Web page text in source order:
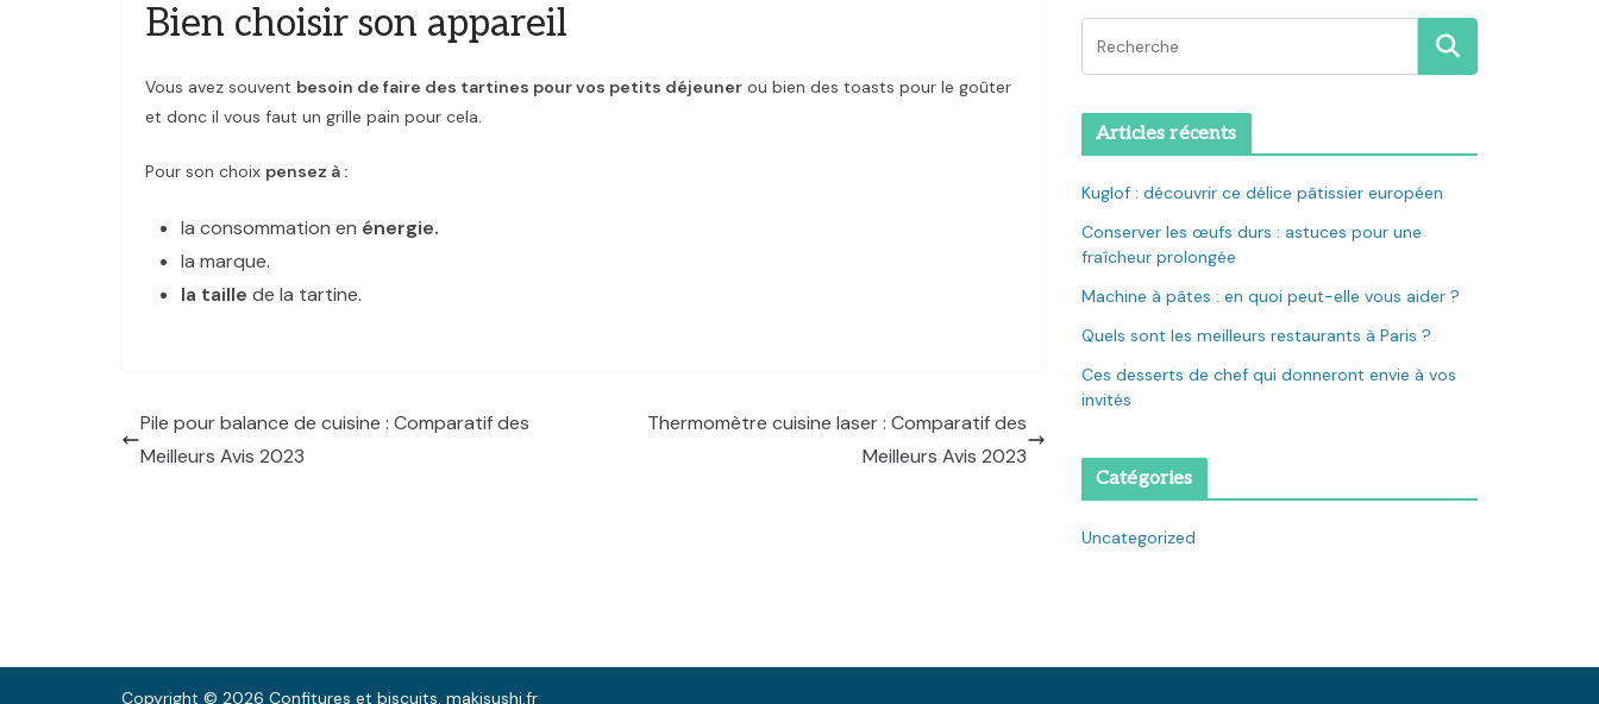
Bien choisir son appareil
Vous avez souvent besoin de faire des tartines pour vos petits déjeuner ou bien des toasts pour le goûter
et donc il vous faut un grille pain pour cela.
Pour son choix pensez à :
la consommation en énergie.
la marque.
la taille de la tartine.
Pile pour balance de cuisine : Comparatif des
Meilleurs Avis 2023
Thermomètre cuisine laser : Comparatif des
Meilleurs Avis 2023
Articles récents
Kuglof : découvrir ce délice pâtissier européen
Conserver les œufs durs : astuces pour une
fraîcheur prolongée
Machine à pâtes : en quoi peut-elle vous aider ?
Quels sont les meilleurs restaurants à Paris ?
Ces desserts de chef qui donneront envie à vos
invités
Catégories
Uncategorized
Copyright © 2026 Confitures et biscuits. makisushi.fr